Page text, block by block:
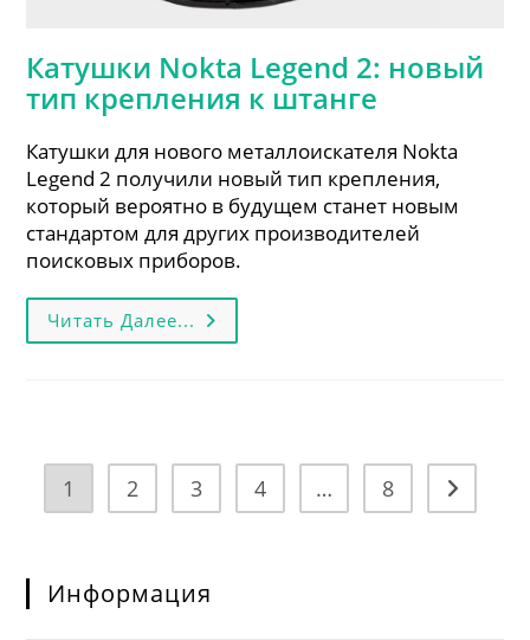
Катушки Nokta Legend 2: новый
тип крепления к штанге
Катушки для нового металлоискателя Nokta
Legend 2 получили новый тип крепления,
который вероятно в будущем станет новым
стандартом для других производителей
поисковых приборов.
Читать Далее... Катушки
1 2 3 4 … 8 Go to the
Информация